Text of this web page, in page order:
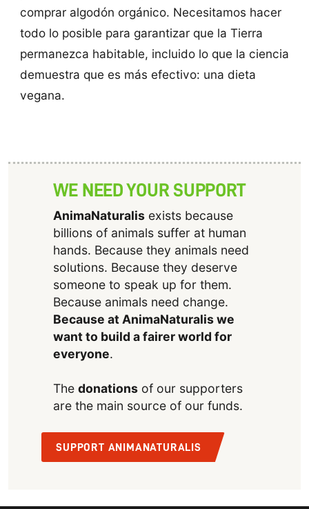
comprar algodón orgánico. Necesitamos hacer
todo lo posible para garantizar que la Tierra
permanezca habitable, incluido lo que la ciencia
demuestra que es más efectivo: una dieta
vegana.
WE NEED YOUR SUPPORT
AnimaNaturalisexists because
billions of animals suffer at human
hands. Because they animals need
solutions. Because they deserve
someone to speak up for them.
Because animals need change.
Because at AnimaNaturalis we
want to build a fairer world for
everyone.
The donationsof our supporters
are the main source of our funds.
SUPPORT ANIMANATURALIS